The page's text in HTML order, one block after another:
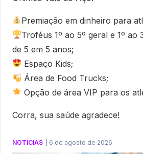
Premiação em dinheiro para
Troféus 1º ao 5º geral e 1º ao
de 5 em 5 anos;
Espaço Kids;
Área de Food Trucks;
Opção de área VIP para os
Corra, sua saúde agradece!
NOTÍCIAS 6 de agosto de 2026